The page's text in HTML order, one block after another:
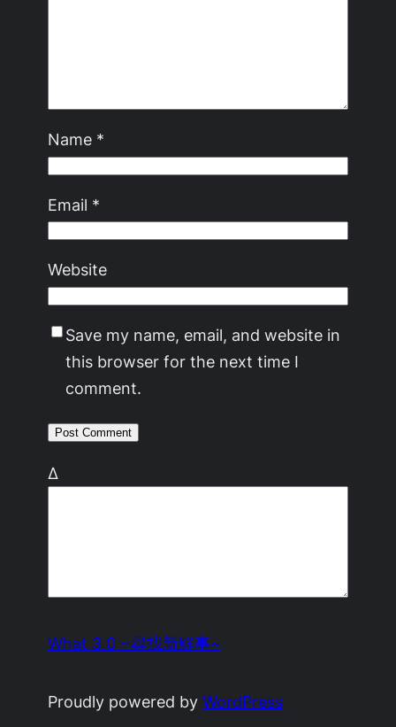
Name *
Email *
Website
Save my name, email, and website in
this browser for the next time I
comment.
Δ
What 3.0 ~尋找新鮮事~
Proudly powered byWordPress